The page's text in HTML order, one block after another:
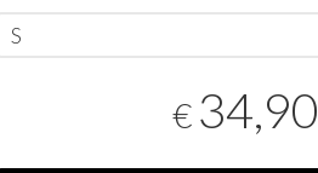
S
€ 34,90